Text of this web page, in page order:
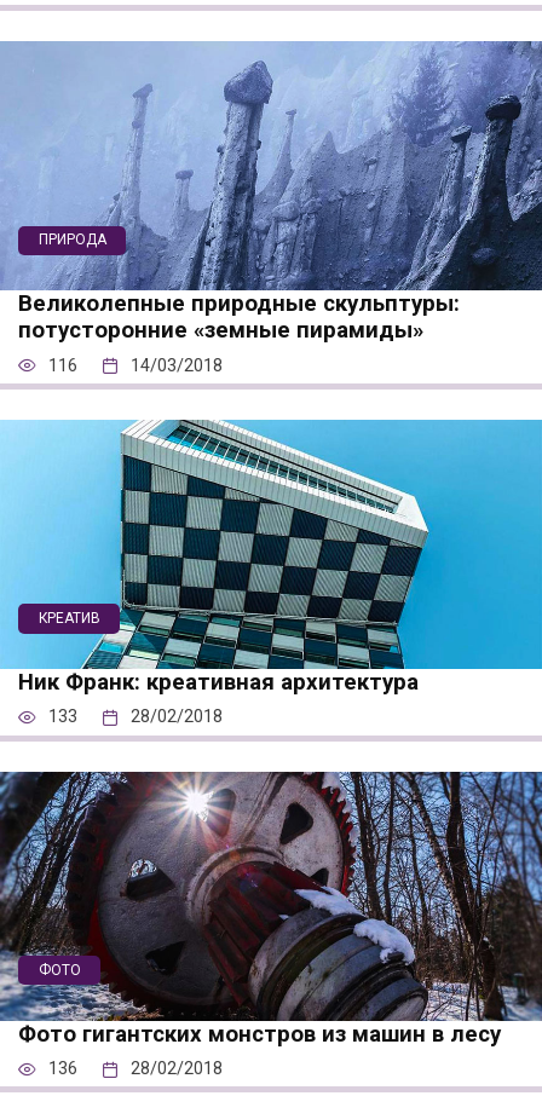
ПРИРОДА
Великолепные природные скульптуры:
потусторонние «земные пирамиды»
116 14/03/2018
КРЕАТИВ
Ник Франк: креативная архитектура
133 28/02/2018
ФОТО
Фото гигантских монстров из машин в лесу
136 28/02/2018